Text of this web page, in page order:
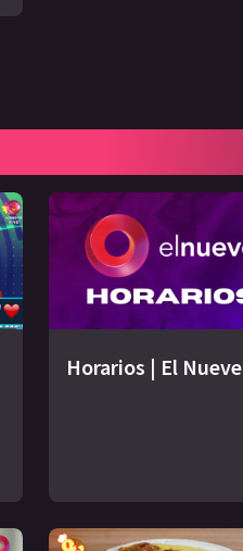
Horarios | El Nueve